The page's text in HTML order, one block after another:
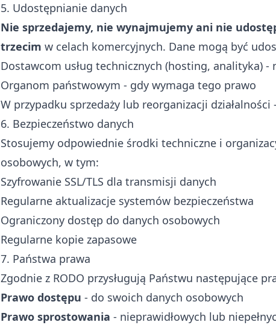
5. Udostępnianie danych
Nie sprzedajemy, nie wynajmujemy ani nie
trzecim w celach komercyjnych. Dane mogą być
Dostawcom usług technicznych (hosting, analityka)
Organom państwowym - gdy wymaga tego prawo
W przypadku sprzedaży lub reorganizacji
6. Bezpieczeństwo danych
Stosujemy odpowiednie środki techniczne i
osobowych, w tym:
Szyfrowanie SSL/TLS dla transmisji danych
Regularne aktualizacje systemów bezpieczeństwa
Ograniczony dostęp do danych osobowych
Regularne kopie zapasowe
7. Państwa prawa
Zgodnie z RODO przysługują Państwu następujące
Prawo dostępu - do swoich danych osobowych
Prawo sprostowania - nieprawidłowych lub